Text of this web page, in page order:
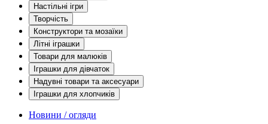
Настільні ігри
Творчість
Конструктори та мозаїки
Літні іграшки
Товари для малюків
Іграшки для дівчаток
Надувні товари та аксесуари
Іграшки для хлопчиків
Новини / огляди